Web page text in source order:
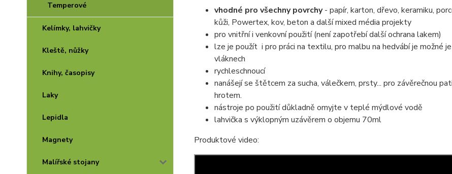
Temperové
Kelímky, lahvičky
Kleště, nůžky
Knihy, časopisy
Laky
Lepidla
Magnety
Malířské stojany
vhodné pro všechny povrchy- papír, karton, dřevo, keramiku,
kůži, Powertex, kov, beton a další mixed média projekty
pro vnitřní i venkovní použití (není zapotřebí další ochrana lakem)
lze je použít i pro práci na textilu, pro malbu na hedvábí je možné
vláknech
rychleschnoucí
nanášejí se štětcem za sucha, válečkem, prsty... pro závěrečnou
hrotem.
nástroje po použití důkladně omyjte v teplé mýdlové vodě
lahvička s výklopným uzávěrem o objemu 70ml
Produktové video: